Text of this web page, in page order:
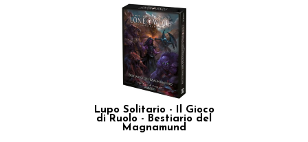
Lupo Solitario - Il Gioco
di Ruolo - Bestiario del
Magnamund